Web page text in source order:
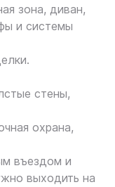
зона, диван,
и системы
стены,
охрана,
въездом и
выходить на